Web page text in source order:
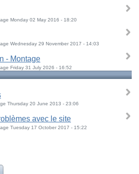
Monday 02 May 2016 - 18:20
Wednesday 29 November 2017 - 14:03
- Montage
Friday 31 July 2026 - 16:52
Thursday 20 June 2013 - 23:06
avec le site
Tuesday 17 October 2017 - 15:22